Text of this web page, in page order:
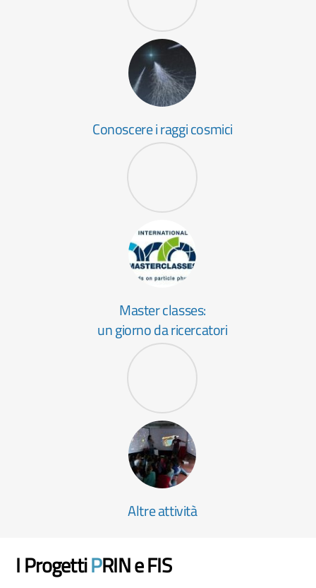
Conoscere i raggi cosmici
Master classes:
un giorno da ricercatori
Altre attività
I ProgettiPRIN e FIS